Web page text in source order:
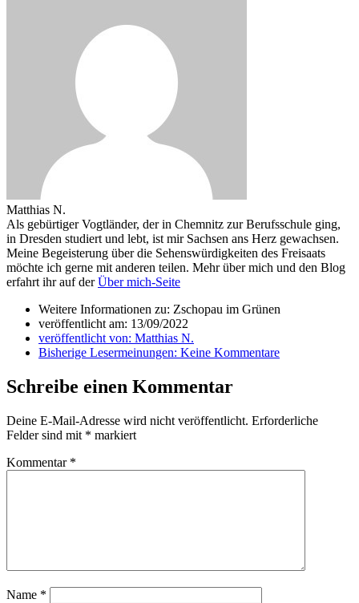
Matthias N.
Als gebürtiger Vogtländer, der in Chemnitz zur Berufsschule ging,
in Dresden studiert und lebt, ist mir Sachsen ans Herz gewachsen.
Meine Begeisterung über die Sehenswürdigkeiten des Freisaats
möchte ich gerne mit anderen teilen. Mehr über mich und den Blog
erfahrt ihr auf derÜber mich-Seite
Weitere Informationen zu: Zschopau im Grünen
veröffentlicht am: 13/09/2022
veröffentlicht von: Matthias N.
Bisherige Lesermeinungen: Keine Kommentare
Schreibe einen Kommentar
Deine E-Mail-Adresse wird nicht veröffentlicht. Erforderliche
Felder sind mit * markiert
Kommentar *
Name *